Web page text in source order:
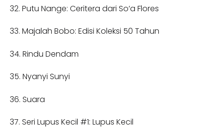
32. Putu Nange: Ceritera dari So’a Flores
33. Majalah Bobo: Edisi Koleksi 50 Tahun
34. Rindu Dendam
35. Nyanyi Sunyi
36. Suara
37. Seri Lupus Kecil #1: Lupus Kecil